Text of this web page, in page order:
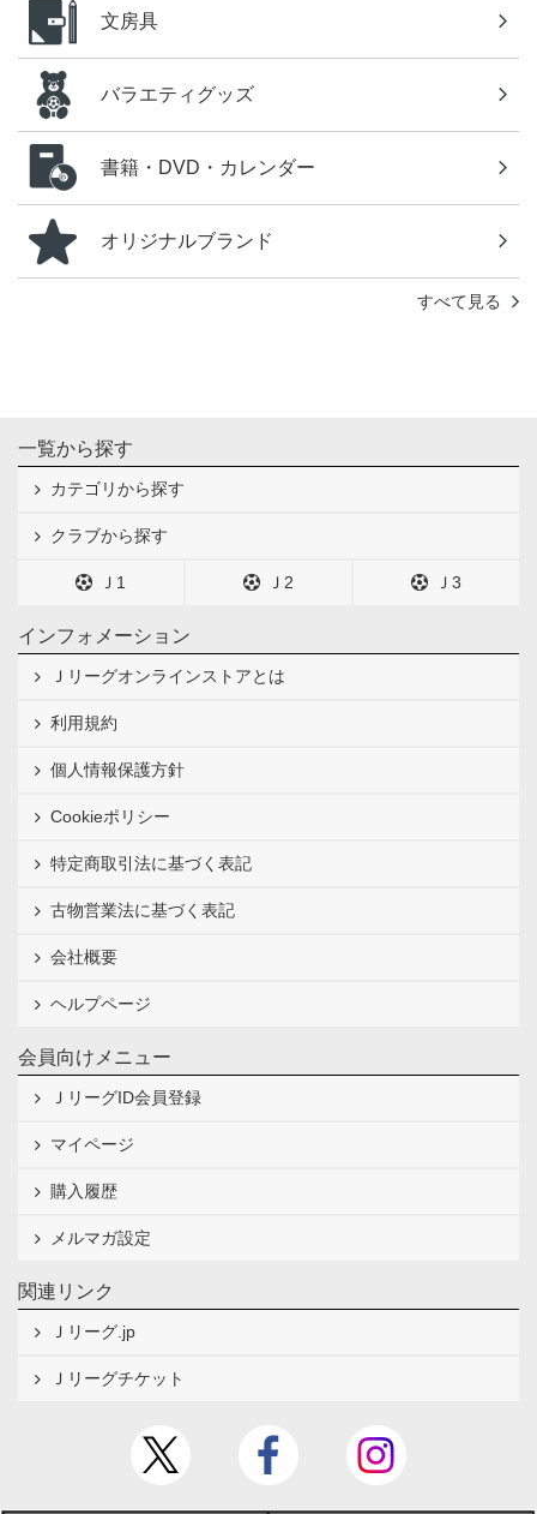
文房具
バラエティグッズ
書籍・DVD・カレンダー
オリジナルブランド
すべて見る
一覧から探す
カテゴリから探す
クラブから探す
Ｊ1 Ｊ2 Ｊ3
インフォメーション
Ｊリーグオンラインストアとは
利用規約
個人情報保護方針
Cookieポリシー
特定商取引法に基づく表記
古物営業法に基づく表記
会社概要
ヘルプページ
会員向けメニュー
ＪリーグID会員登録
マイページ
購入履歴
メルマガ設定
関連リンク
Ｊリーグ.jp
Ｊリーグチケット